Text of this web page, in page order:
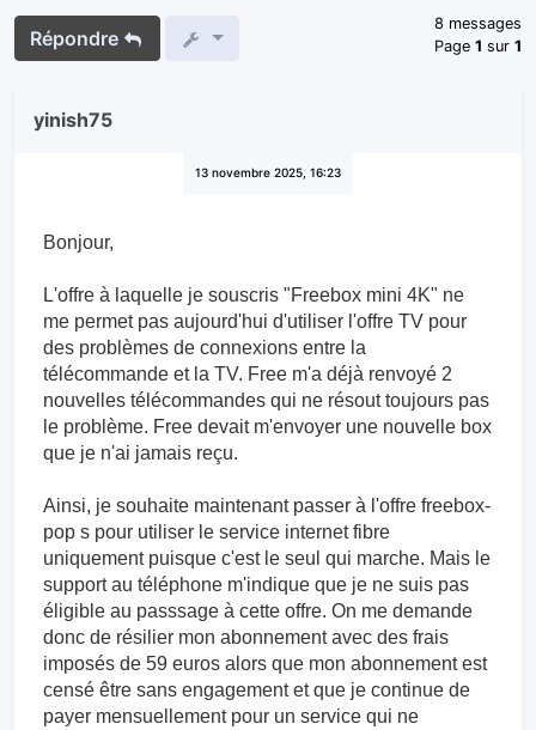
Répondre
8 messages
Page1 sur1
yinish75
13 novembre 2025, 16:23
Bonjour,
L'offre à laquelle je souscris "Freebox mini 4K" ne
me permet pas aujourd'hui d'utiliser l'offre TV pour
des problèmes de connexions entre la
télécommande et la TV. Free m'a déjà renvoyé 2
nouvelles télécommandes qui ne résout toujours pas
le problème. Free devait m'envoyer une nouvelle box
que je n'ai jamais reçu.
Ainsi, je souhaite maintenant passer à l'offre freebox-
pop s pour utiliser le service internet fibre
uniquement puisque c'est le seul qui marche. Mais le
support au téléphone m'indique que je ne suis pas
éligible au passsage à cette offre. On me demande
donc de résilier mon abonnement avec des frais
imposés de 59 euros alors que mon abonnement est
censé être sans engagement et que je continue de
payer mensuellement pour un service qui ne